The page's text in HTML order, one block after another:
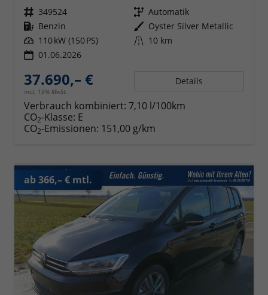
Fahrzeugnr. 349524 Getriebe Automatik
Kraftstoff Benzin Außenfarbe Oyster Silver Metallic
Leistung 110 kW (150 PS) Kilometerstand 10 km
01.06.2026
37.690,– €
incl. 19% MwSt.
Details
Verbrauch kombiniert: 7,10 l/100km
CO2-Klasse: E
CO2-Emissionen: 151,00 g/km
ab 366,– € mtl.